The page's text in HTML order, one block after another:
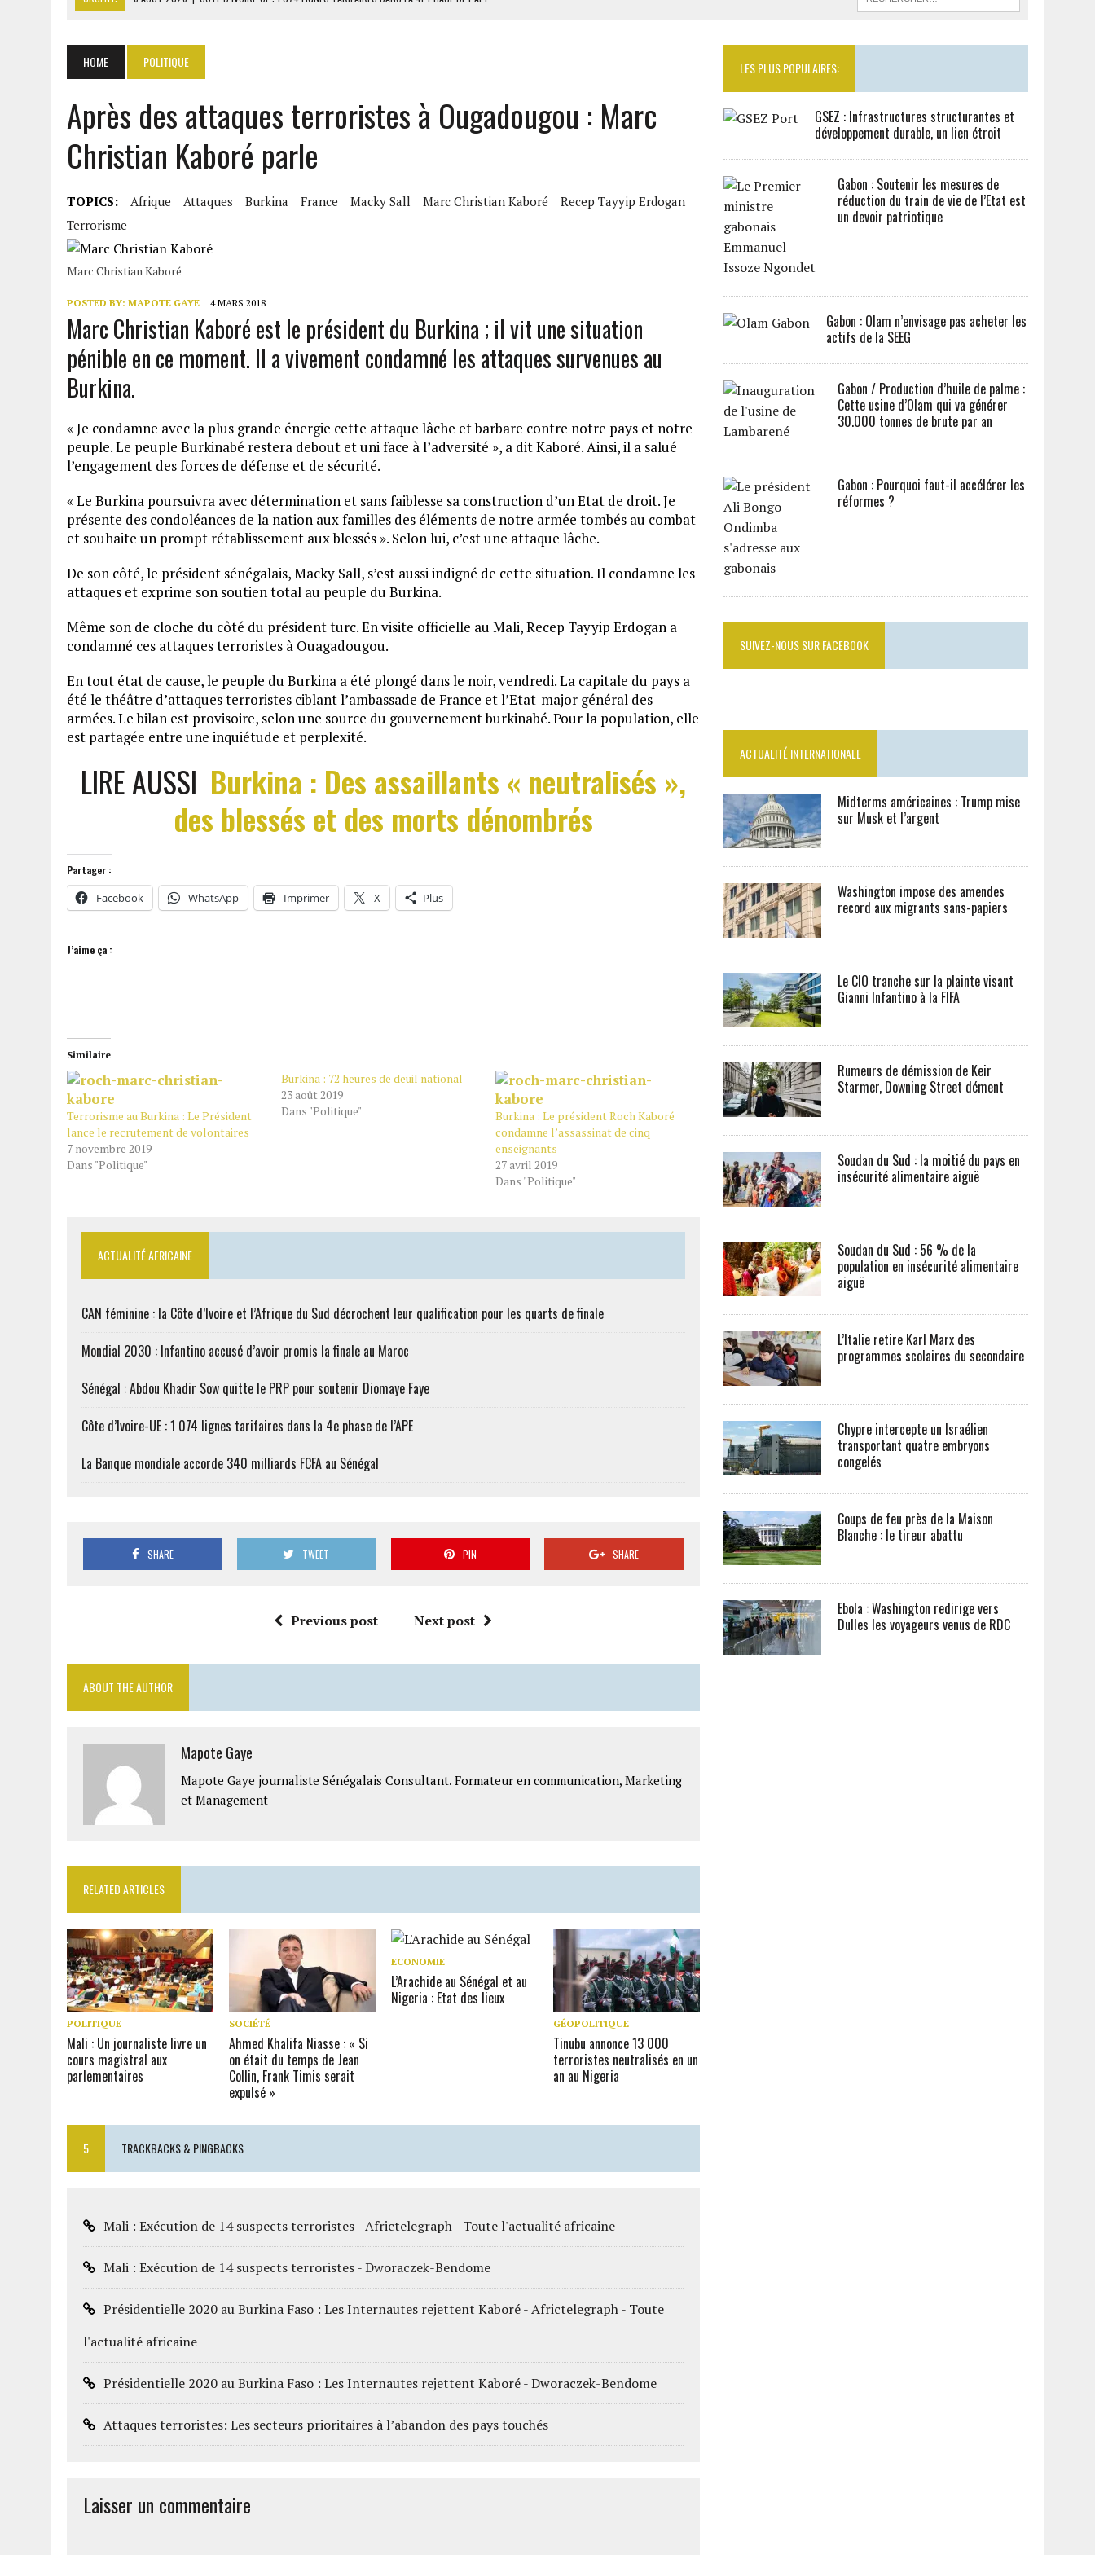
6 AOÛT 2026 | MONDIAL 2030 : INFANTINO ACCUSÉ D’AVOIR PROMIS LA FINALE AU MAROC
6 AOÛT 2026
SÉNÉGAL : ABDOU KHADIR SOW QUITTE LE PRP POUR SOUTENIR DIOMAYE FAYE
HOME POLITIQUE
Après des attaques terroristes à Ougadougou : Marc
Christian Kaboré parle
TOPICS: Afrique Attaques Burkina France Macky Sall Marc Christian Kaboré
Recep Tayyip Erdogan
Terrorisme
Marc Christian Kaboré
POSTED BY: MAPOTE GAYE 4 MARS 2018
Marc Christian Kaboré est le président du Burkina ; il vit une situation
pénible en ce moment. Il a vivement condamné les attaques survenues au
Burkina.
« Je condamne avec la plus grande énergie cette attaque lâche et barbare contre notre pays et notre
peuple. Le peuple Burkinabé restera debout et uni face à l’adversité », a dit Kaboré. Ainsi, il a salué
l’engagement des forces de défense et de sécurité.
« Le Burkina poursuivra avec détermination et sans faiblesse sa construction d’un Etat de droit. Je
présente des condoléances de la nation aux familles des éléments de notre armée tombés au combat
et souhaite un prompt rétablissement aux blessés ». Selon lui, c’est une attaque lâche.
De son côté, le président sénégalais, Macky Sall, s’est aussi indigné de cette situation. Il condamne les
attaques et exprime son soutien total au peuple du Burkina.
Même son de cloche du côté du président turc. En visite officielle au Mali, Recep Tayyip Erdogan a
condamné ces attaques terroristes à Ouagadougou.
En tout état de cause, le peuple du Burkina a été plongé dans le noir, vendredi. La capitale du pays a
été le théâtre d’attaques terroristes ciblant l’ambassade de France et l’Etat-major général des
armées. Le bilan est provisoire, selon une source du gouvernement burkinabé. Pour la population, elle
est partagée entre une inquiétude et perplexité.
LIRE AUSSI Burkina : Des assaillants « neutralisés »,
des blessés et des morts dénombrés
Partager :
Facebook WhatsApp Imprimer X Plus
J’aime ça :
Similaire
Terrorisme au Burkina : Le Président
lance le recrutement de volontaires
7 novembre 2019
Dans "Politique"
Burkina : 72 heures de deuil national
23 août 2019
Dans "Politique"
Burkina : Le président Roch Kaboré
condamne l’assassinat de cinq
enseignants
27 avril 2019
Dans "Politique"
ACTUALITÉ AFRICAINE
CAN féminine : la Côte d’Ivoire et l’Afrique du Sud décrochent leur qualification pour les quarts de finale
Mondial 2030 : Infantino accusé d’avoir promis la finale au Maroc
Sénégal : Abdou Khadir Sow quitte le PRP pour soutenir Diomaye Faye
Côte d’Ivoire-UE : 1 074 lignes tarifaires dans la 4e phase de l’APE
La Banque mondiale accorde 340 milliards FCFA au Sénégal
SHARE TWEET PIN SHARE
Previous post Next post
ABOUT THE AUTHOR
Mapote Gaye
Mapote Gaye journaliste Sénégalais Consultant. Formateur en communication, Marketing
et Management
RELATED ARTICLES
POLITIQUE
Mali : Un journaliste livre un
cours magistral aux
parlementaires
SOCIÉTÉ
Ahmed Khalifa Niasse : « Si
on était du temps de Jean
Collin, Frank Timis serait
expulsé »
ECONOMIE
L’Arachide au Sénégal et au
Nigeria : Etat des lieux
GÉOPOLITIQUE
Tinubu annonce 13 000
terroristes neutralisés en un
an au Nigeria
5 TRACKBACKS & PINGBACKS
Mali : Exécution de 14 suspects terroristes - Africtelegraph - Toute l'actualité africaine
Mali : Exécution de 14 suspects terroristes - Dworaczek-Bendome
Présidentielle 2020 au Burkina Faso : Les Internautes rejettent Kaboré - Africtelegraph - Toute
l'actualité africaine
Présidentielle 2020 au Burkina Faso : Les Internautes rejettent Kaboré - Dworaczek-Bendome
Attaques terroristes: Les secteurs prioritaires à l’abandon des pays touchés
Laisser un commentaire
LES PLUS POPULAIRES:
GSEZ : Infrastructures structurantes et
développement durable, un lien étroit
Gabon : Soutenir les mesures de
réduction du train de vie de l’Etat est
un devoir patriotique
Gabon : Olam n’envisage pas acheter les
actifs de la SEEG
Gabon / Production d’huile de palme :
Cette usine d’Olam qui va générer
30.000 tonnes de brute par an
Gabon : Pourquoi faut-il accélérer les
réformes ?
SUIVEZ-NOUS SUR FACEBOOK
ACTUALITÉ INTERNATIONALE
Midterms américaines : Trump mise
sur Musk et l’argent
Washington impose des amendes
record aux migrants sans-papiers
Le CIO tranche sur la plainte visant
Gianni Infantino à la FIFA
Rumeurs de démission de Keir
Starmer, Downing Street dément
Soudan du Sud : la moitié du pays en
insécurité alimentaire aiguë
Soudan du Sud : 56 % de la
population en insécurité alimentaire
aiguë
L’Italie retire Karl Marx des
programmes scolaires du secondaire
Chypre intercepte un Israélien
transportant quatre embryons
congelés
Coups de feu près de la Maison
Blanche : le tireur abattu
Ebola : Washington redirige vers
Dulles les voyageurs venus de RDC